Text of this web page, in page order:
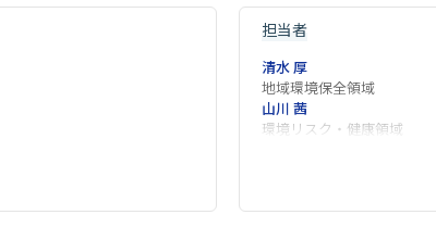
担当者
清水 厚
地域環境保全領域
山川 茜
環境リスク・健康領域